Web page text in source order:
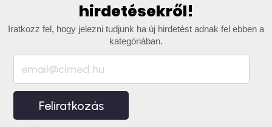
hirdetésekről!
Iratkozz fel, hogy jelezni tudjunk ha új hirdetést adnak fel ebben a
kategóriában.
Feliratkozás